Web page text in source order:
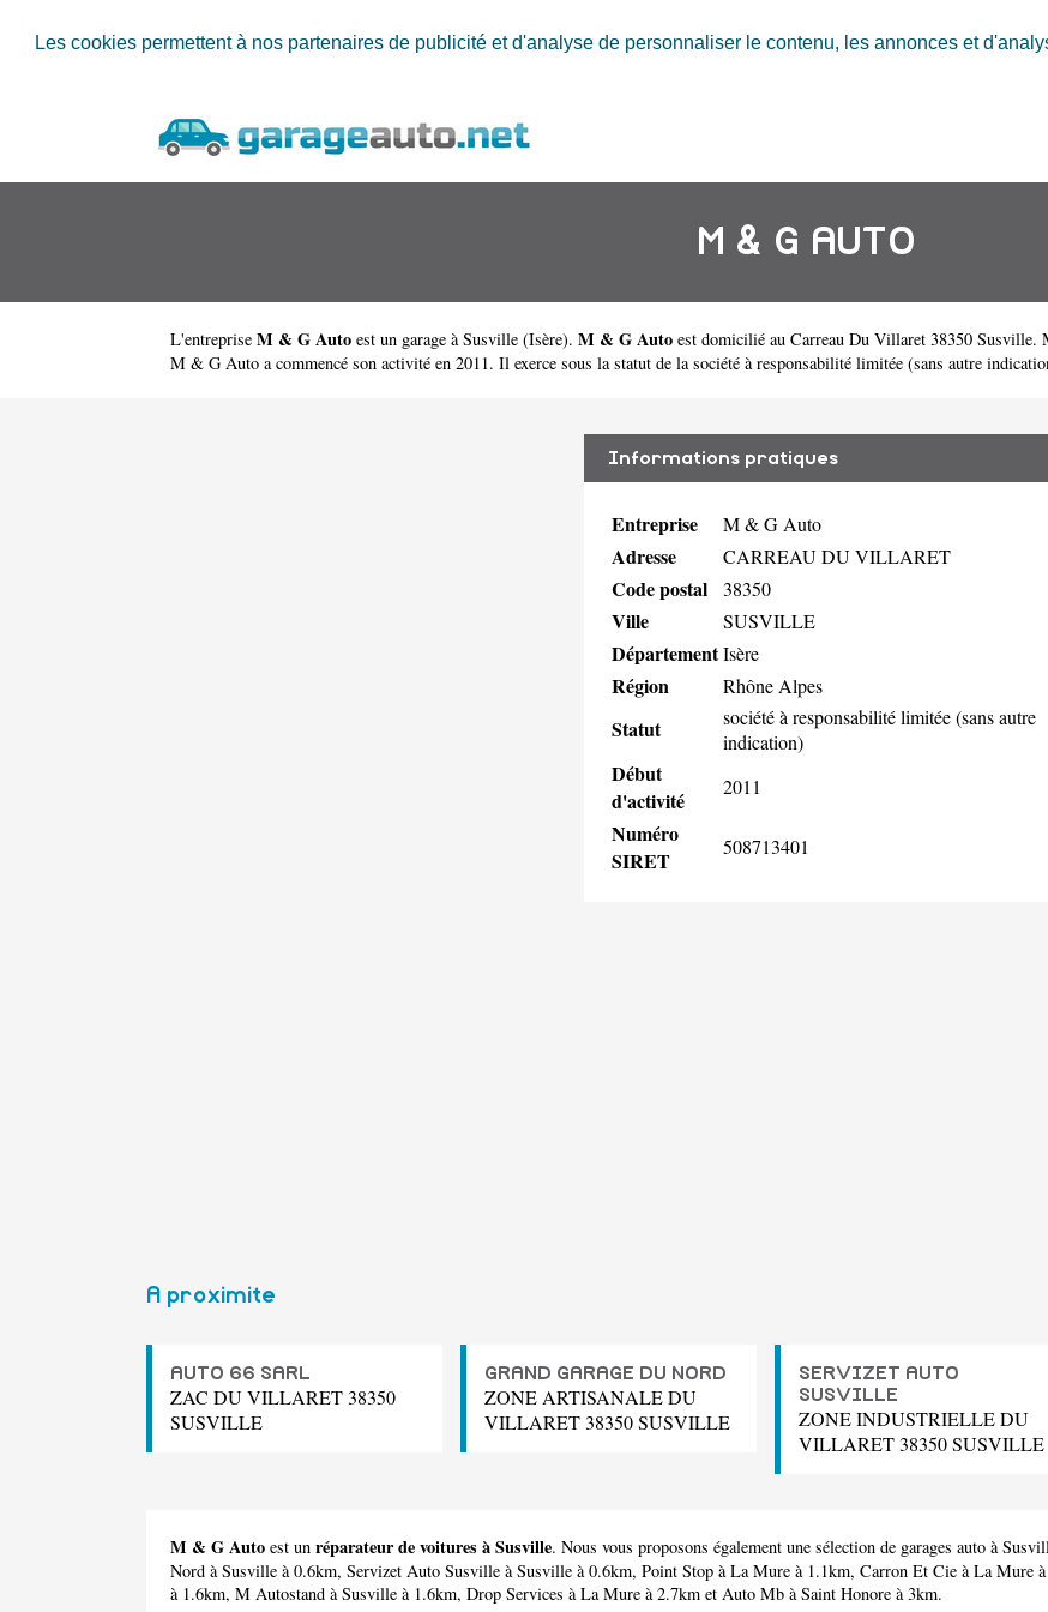
Les cookies permettent à nos partenaires de publicité et d'analyse de personnaliser le contenu, les annonces et
M & G AUTO
L'entreprise M & G Auto est un garage à Susville (Isère). M & G Auto est domicilié au Carreau Du Villaret 38350
M & G Auto a commencé son activité en 2011. Il exerce sous la statut de la société à responsabilité limitée (sans autre
Informations pratiques
Entreprise M & G Auto
Adresse CARREAU DU VILLARET
Code postal 38350
Ville SUSVILLE
DépartementIsère
Région Rhône Alpes
Statut
société à responsabilité limitée (sans autre
indication)
Début
d'activité
2011
Numéro
SIRET
508713401
A proximite
AUTO 66 SARL
ZAC DU VILLARET 38350
SUSVILLE
GRAND GARAGE DU NORD
ZONE ARTISANALE DU
VILLARET 38350 SUSVILLE
SERVIZET AUTO
SUSVILLE
ZONE INDUSTRIELLE DU
VILLARET 38350 SUSVILLE
M & G Auto est un réparateur de voitures à Susville. Nous vous proposons également une sélection de garages auto à
Nord à Susville à 0.6km, Servizet Auto Susville à Susville à 0.6km, Point Stop à La Mure à 1.1km, Carron Et Cie à La Mure
à 1.6km, M Autostand à Susville à 1.6km, Drop Services à La Mure à 2.7km et Auto Mb à Saint Honore à 3km.